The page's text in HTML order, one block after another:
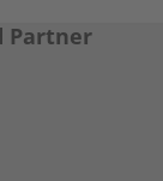
Partner